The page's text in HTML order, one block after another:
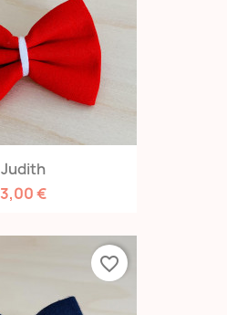
Judith
3,00 €
favorite_border